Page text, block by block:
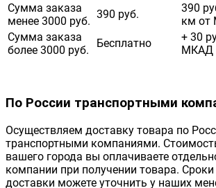
Сумма заказа
менее 3000 руб.
390 руб.
390
км
Сумма заказа
более 3000 руб.
Бесплатно
+ 30
МКАД
По России транспортными
Осуществляем доставку товара по
транспортными компаниями.
вашего города вы оплачиваете
компании при получении товара.
доставки можете уточнить у наших